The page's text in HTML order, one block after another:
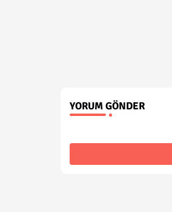
YORUM GÖNDER